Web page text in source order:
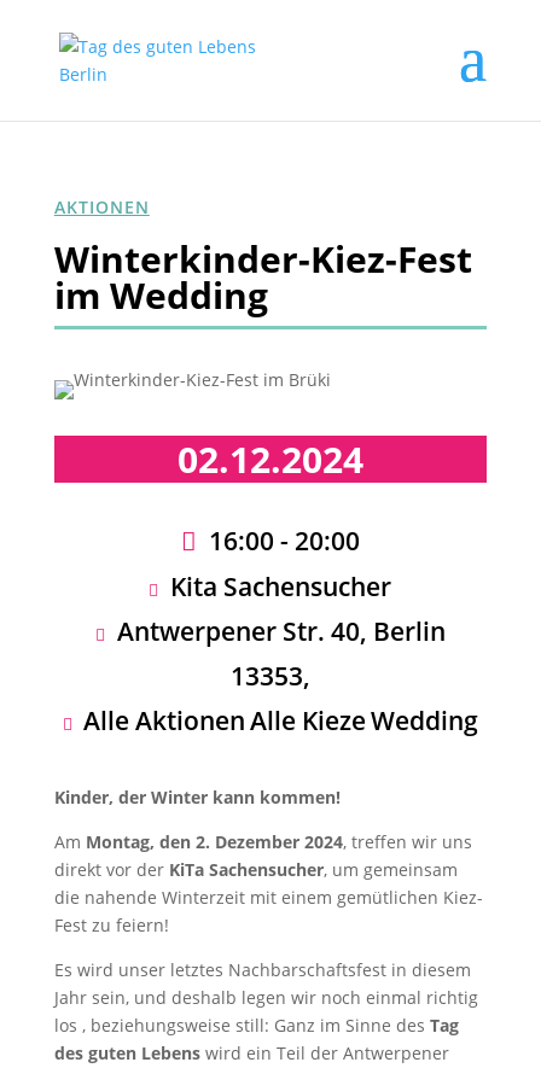
AKTIONEN
Winterkinder-Kiez-Fest
im Wedding
02.12.2024
16:00 - 20:00
Kita Sachensucher
Antwerpener Str. 40, Berlin
13353,
Alle AktionenAlle KiezeWedding
Kinder, der Winter kann kommen!
Am Montag, den 2. Dezember 2024, treffen wir uns
direkt vor der KiTa Sachensucher, um gemeinsam
die nahende Winterzeit mit einem gemütlichen Kiez-
Fest zu feiern!
Es wird unser letztes Nachbarschaftsfest in diesem
Jahr sein, und deshalb legen wir noch einmal richtig
los , beziehungsweise still: Ganz im Sinne des Tag
des guten Lebenswird ein Teil der Antwerpener